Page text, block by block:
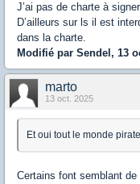
J’ai pas de charte à
D’ailleurs sur ls il est
dans la charte.
Modifié par Sendel, 13
marto
13 oct. 2025
Et oui tout le monde
Certains font semblant